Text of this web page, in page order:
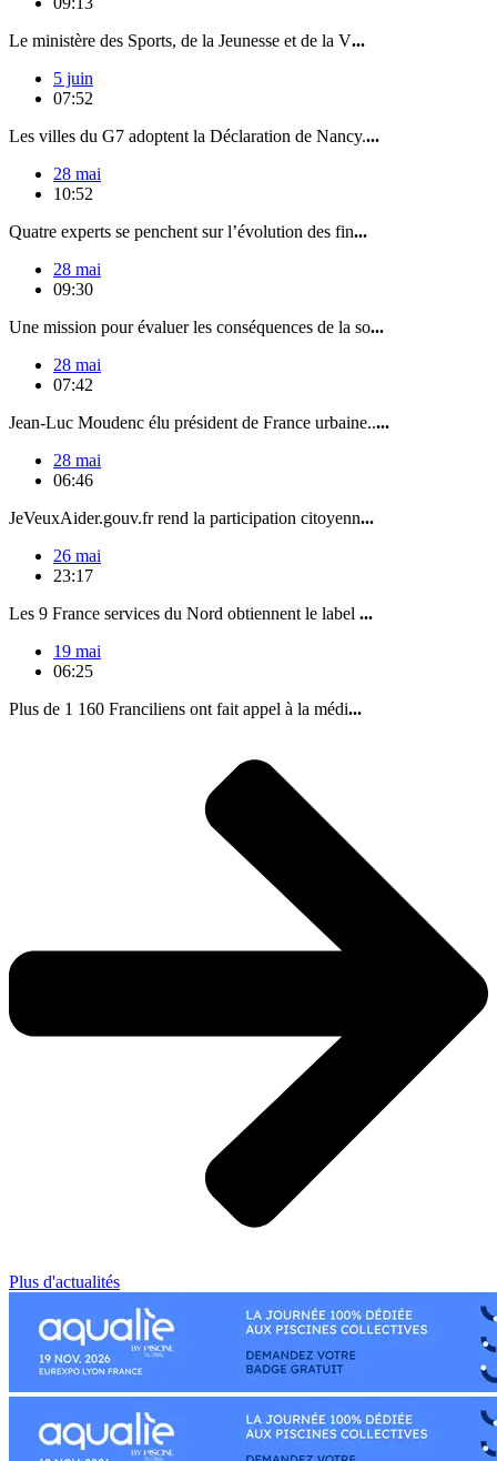
Le ministère des Sports, de la Jeunesse et de la V...
5 juin
07:52
Les villes du G7 adoptent la Déclaration de Nancy....
28 mai
10:52
Quatre experts se penchent sur l’évolution des fin...
28 mai
09:30
Une mission pour évaluer les conséquences de la so...
28 mai
07:42
Jean-Luc Moudenc élu président de France urbaine.....
28 mai
06:46
JeVeuxAider.gouv.fr rend la participation citoyenn...
26 mai
23:17
Les 9 France services du Nord obtiennent le label ...
19 mai
06:25
Plus de 1 160 Franciliens ont fait appel à la médi...
Plus d'actualités